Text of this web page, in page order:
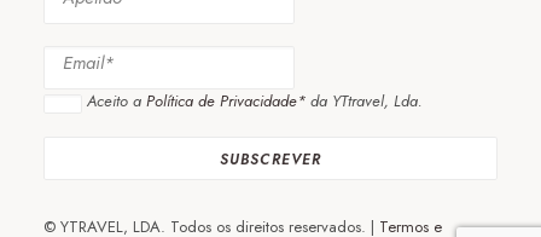
Aceito a Política de Privacidade* da YTtravel, Lda.
© YTRAVEL, LDA. Todos os direitos reservados. | Termos e